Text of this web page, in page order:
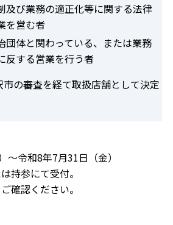
及び業務の適正化等に関する法律
を営む者
団体と関わっている、または業務
反する営業を行う者
の審査を経て取扱店舗として決定
～令和8年7月31日（金）
持参にて受付。
確認ください。